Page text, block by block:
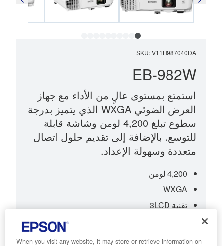
SKU:V11H987040DA
EB-982W
استمتع بمستوى عالٍ من الأداء مع جهاز
العرض الضوئي WXGA الذي يتميز بدرجة
سطوع تبلغ 4,200 لومن وشاشة قابلة
للتوسع، بالإضافة إلى تقديم حلول اتصال
متعددة وسهولة الإعداد.
4,200 لومن
WXGA
تقنية 3LCD
When you visit any website, it may store or retrieve information on